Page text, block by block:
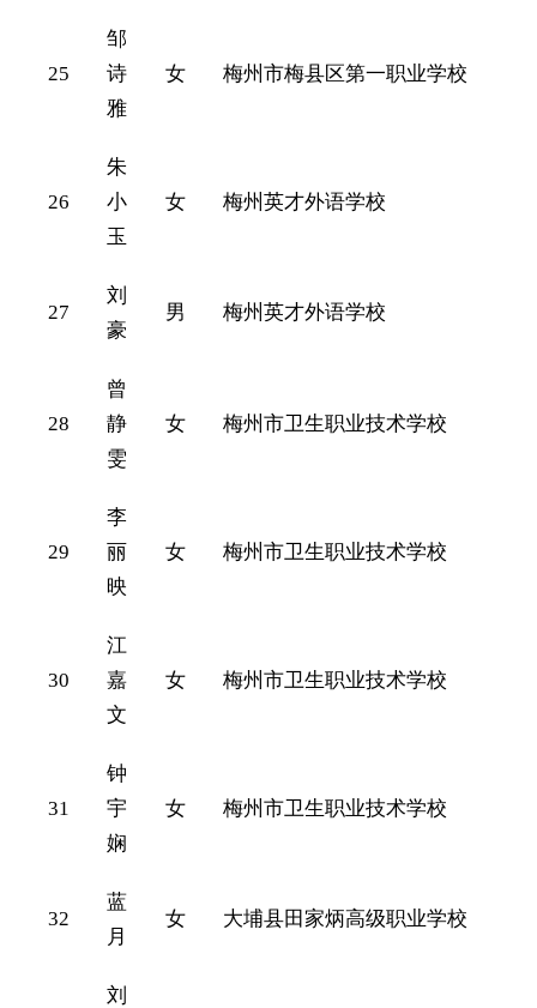
25
邹
诗
雅
女 梅州市梅县区第一职业学校
26
朱
小
玉
女 梅州英才外语学校
27
刘
豪
男 梅州英才外语学校
28
曾
静
雯
女 梅州市卫生职业技术学校
29
李
丽
映
女 梅州市卫生职业技术学校
30
江
嘉
文
女 梅州市卫生职业技术学校
31
钟
宇
娴
女 梅州市卫生职业技术学校
32
蓝
月
女 大埔县田家炳高级职业学校
刘